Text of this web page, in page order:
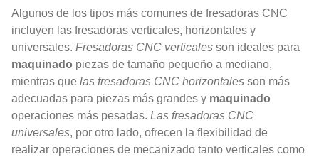
Algunos de los tipos más comunes de fresadoras CNC
incluyen las fresadoras verticales, horizontales y
universales. Fresadoras CNC verticales son ideales para
maquinado piezas de tamaño pequeño a mediano,
mientras que las fresadoras CNC horizontales son más
adecuadas para piezas más grandes y maquinado
operaciones más pesadas. Las fresadoras CNC
universales, por otro lado, ofrecen la flexibilidad de
realizar operaciones de mecanizado tanto verticales como